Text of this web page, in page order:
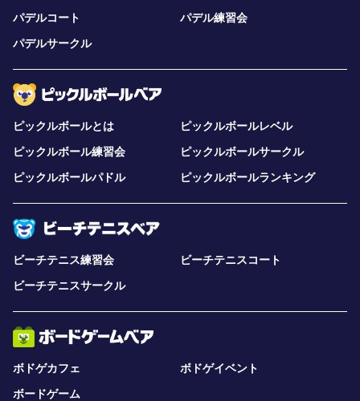
パデルコート
パデル練習会
パデルサークル
ピックルボールとは
ピックルボールレベル
ピックルボール練習会
ピックルボールサークル
ピックルボールパドル
ピックルボールランキング
ビーチテニス練習会
ビーチテニスコート
ビーチテニスサークル
ボドゲカフェ
ボドゲイベント
ボードゲーム